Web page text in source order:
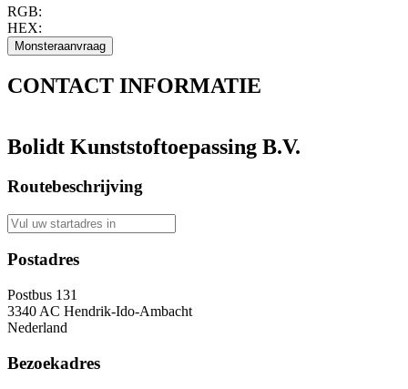
RGB:
HEX:
CONTACT INFORMATIE
Bolidt Kunststoftoepassing B.V.
Routebeschrijving
Postadres
Postbus 131
3340 AC Hendrik-Ido-Ambacht
Nederland
Bezoekadres